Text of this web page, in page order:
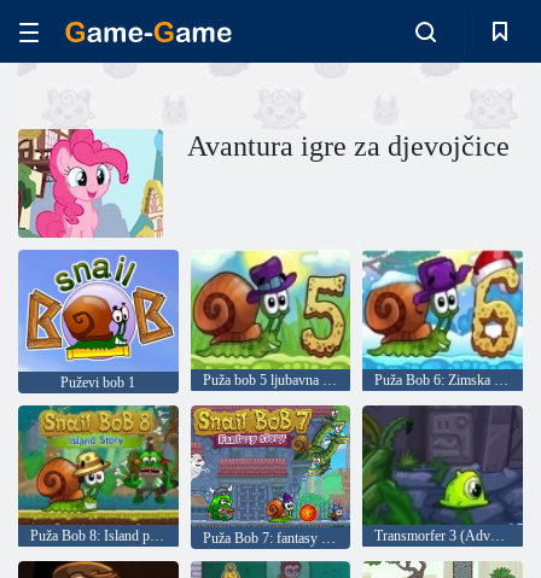
Avantura igre za djevojčice
Puževi bob 1 Puža bob 5 ljubavna priča Puža Bob 6: Zimska priča
Puža Bob 8: Island priča Transmorfer 3 (Adventures transmorfera nyamchika 3)